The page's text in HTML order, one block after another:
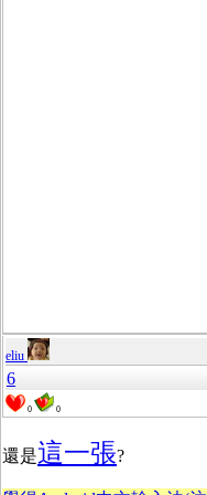
eliu
6
0 0
還是這一張?